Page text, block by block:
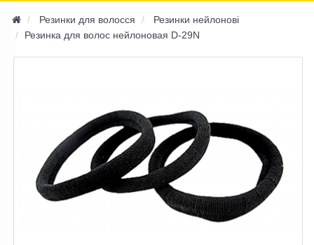
Резинки для волосся
Резинки нейлонові
Резинка для волос нейлоновая D-29N